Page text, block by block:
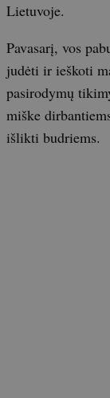
Lietuvoje.
Pavasarį, vos
judėti ir ieškoti
pasirodymų
miške
išlikti budriems.